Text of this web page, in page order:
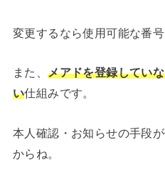
変更するなら使用可能な番号
また、メアドを登録してい
い仕組みです。
本人確認・お知らせの手段
からね。